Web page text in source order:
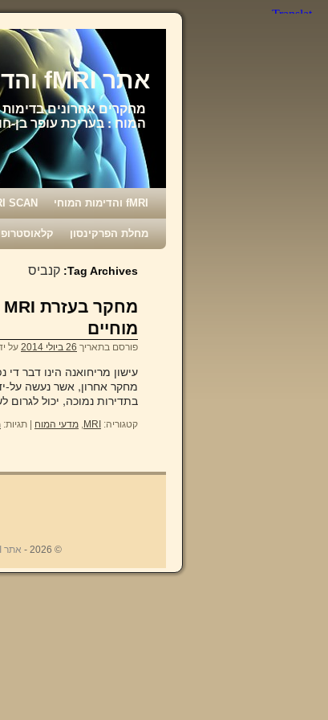
אתר fMRI והדימות המוחי
מחקרים אחרונים בדימות
המוח : בעריכת עופר בן-
fMRI והדימות המוחי SCAN
מחלת הפרקינסון
Tag Archives: קנביס
מוחיים
פורסם בתאריך 26 ביולי 2014 על
בתדירות נמוכה, יכול לגרום
קטגוריה: MRI
, מדעי המוח תגיות:
© 2026 - אתר fMRI והדימות המוחי